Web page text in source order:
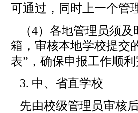
可通过，同时上一个管
（4）各地管理员须及
箱，审核本地学校提交
表”，确保申报工作顺利
3. 中、省直学校
先由校级管理员审核